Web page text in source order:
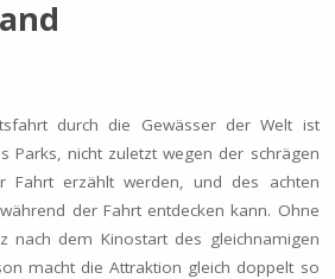
durch die Gewässer der Welt ist
Parks, nicht zuletzt wegen der schrägen
Fahrt erzählt werden, und des achten
der Fahrt entdecken kann. Ohne
nach dem Kinostart des gleichnamigen
macht die Attraktion gleich doppelt so